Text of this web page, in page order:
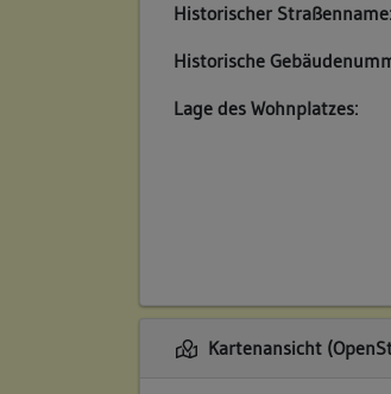
Historischer Straßenname:
Historische
Lage des Wohnplatzes:
Kartenansicht